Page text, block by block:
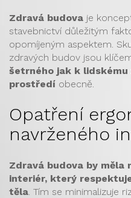
Zdravá budova je
stavebnictví důležitým
opomíjeným aspektem.
zdravých budov jsou
šetrného jak k
prostředí obecně.
Opatření
navrženého
Zdravá budova by měla
interiér, který
těla. Tím se minimalizuje